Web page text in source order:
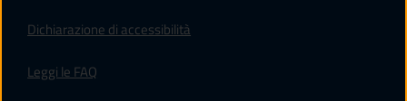
Dichiarazione di accessibilità
Leggi le FAQ